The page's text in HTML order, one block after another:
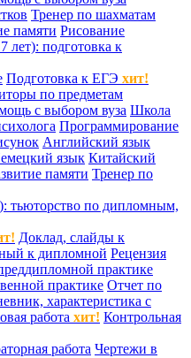
Тренер по шахматам
памяти Рисование
лет): подготовка к
Подготовка к ЕГЭ хит!
по предметам
с выбором вуза Школа
Программирование
Английский язык
язык Китайский
памяти Тренер по
тьюторство по дипломным,
Доклад, слайды к
к дипломной Рецензия
практике
практике Отчет по
характеристика с
работа хит! Контрольная
работа Чертежи в